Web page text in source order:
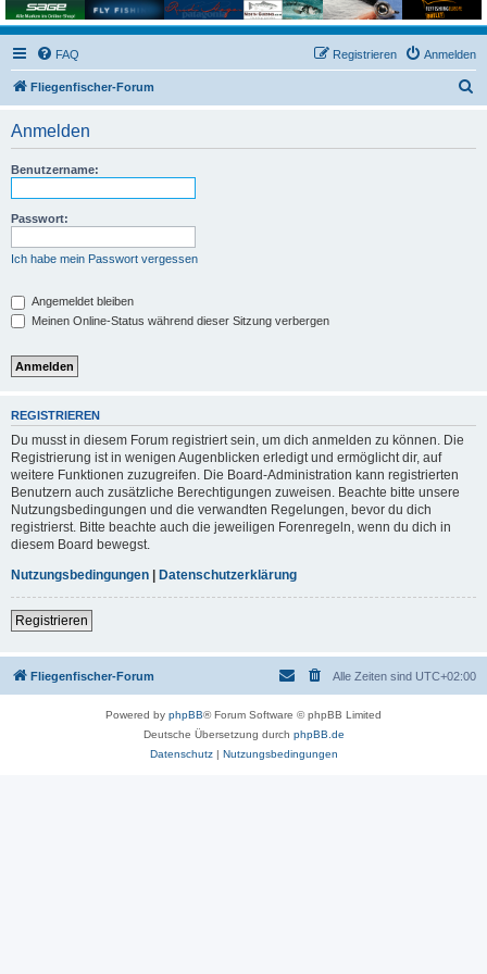
FAQ Anmelden
Registrieren
Fliegenfischer-Forum
Anmelden
Benutzername:
Passwort:
Ich habe mein Passwort vergessen
Angemeldet bleiben
Meinen Online-Status während dieser Sitzung verbergen
REGISTRIEREN
Du musst in diesem Forum registriert sein, um dich anmelden zu können. Die
Registrierung ist in wenigen Augenblicken erledigt und ermöglicht dir, auf
weitere Funktionen zuzugreifen. Die Board-Administration kann registrierten
Benutzern auch zusätzliche Berechtigungen zuweisen. Beachte bitte unsere
Nutzungsbedingungen und die verwandten Regelungen, bevor du dich
registrierst. Bitte beachte auch die jeweiligen Forenregeln, wenn du dich in
diesem Board bewegst.
Nutzungsbedingungen
Datenschutzerklärung
Registrieren
Fliegenfischer-Forum Alle Zeiten sind UTC+02:00
Powered by phpBB® Forum Software © phpBB Limited
Deutsche Übersetzung durch phpBB.de
Datenschutz| Nutzungsbedingungen